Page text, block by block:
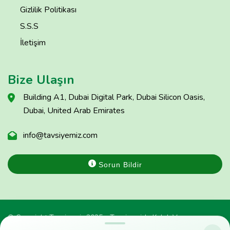
Gizlilik Politikası
S.S.S
İletişim
Bize Ulaşın
Building A1, Dubai Digital Park, Dubai Silicon Oasis,
Dubai, United Arab Emirates
info@tavsiyemiz.com
Sorun Bildir
© Copyright Tavsiyemiz 2025 - Tavsiyemiz'e Kulak Ver